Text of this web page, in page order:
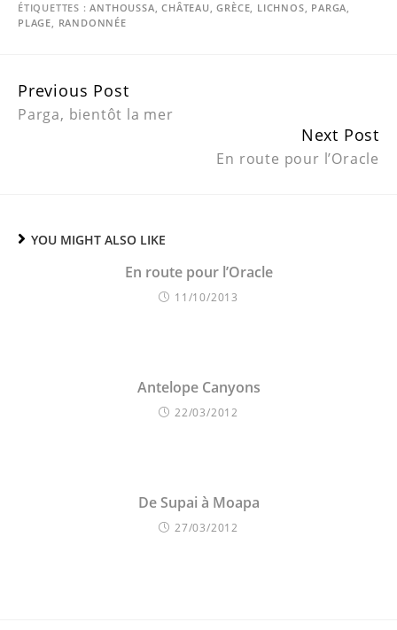
ÉTIQUETTES :ANTHOUSSA,CHÂTEAU ,GRÈCE, LICHNOS, PARGA,
PLAGE, RANDONNÉE
Continue
Reading
Previous Post
Parga, bientôt la mer
Next Post
En route pour l’Oracle
YOU MIGHT ALSO LIKE
En route pour l’Oracle
11/10/2013
Antelope Canyons
22/03/2012
De Supai à Moapa
27/03/2012